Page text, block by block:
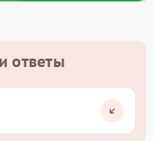
ответы